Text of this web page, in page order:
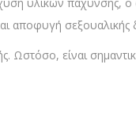
αποφυγή
είναι